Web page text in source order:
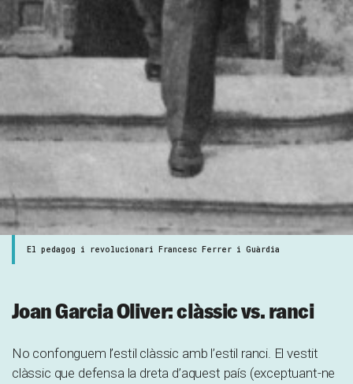
El pedagog i revolucionari Francesc Ferrer i Guàrdia
Joan Garcia Oliver: clàssic vs. ranci
No confonguem l’estil clàssic amb l’estil ranci. El vestit
clàssic que defensa la dreta d’aquest país (exceptuant-ne